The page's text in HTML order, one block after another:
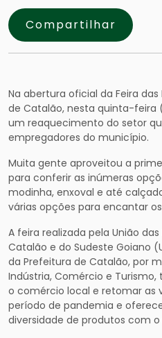
Compartilhar
Na abertura oficial da Feira
de Catalão, nesta quinta-feira
um reaquecimento do setor
empregadores do município.
Muita gente aproveitou a
para conferir as inúmeras
modinha, enxoval e até
várias opções para encantar
A feira realizada pela União
Catalão e do Sudeste Goiano
da Prefeitura de Catalão, por
Indústria, Comércio e
o comércio local e retomar as
período de pandemia e
diversidade de produtos com